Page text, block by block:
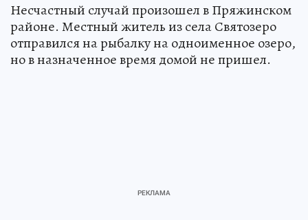
Несчастный случай произошел в Пряжинском
районе. Местный житель из села Святозеро
отправился на рыбалку на одноименное озеро,
но в назначенное время домой не пришел.